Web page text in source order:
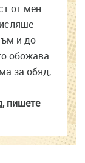
от мен.
и до
обожава
за обяд,
пишете